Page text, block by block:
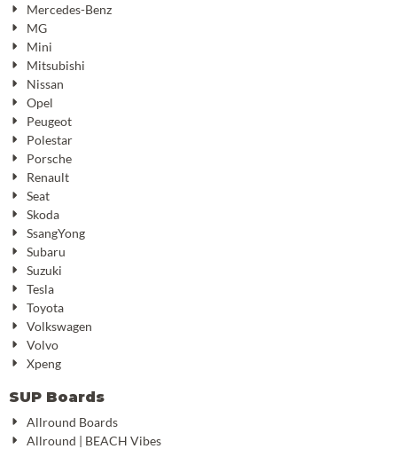
Mercedes-Benz
MG
Mini
Mitsubishi
Nissan
Opel
Peugeot
Polestar
Porsche
Renault
Seat
Skoda
SsangYong
Subaru
Suzuki
Tesla
Toyota
Volkswagen
Volvo
Xpeng
SUP Boards
Allround Boards
Allround | BEACH Vibes